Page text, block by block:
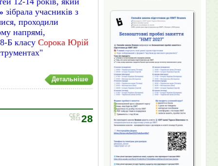
зібрала учасників з
проходили
напрямі,
Б класу Сорока Юрій
на інструментах"
Детальніше
28
СЕР
2013